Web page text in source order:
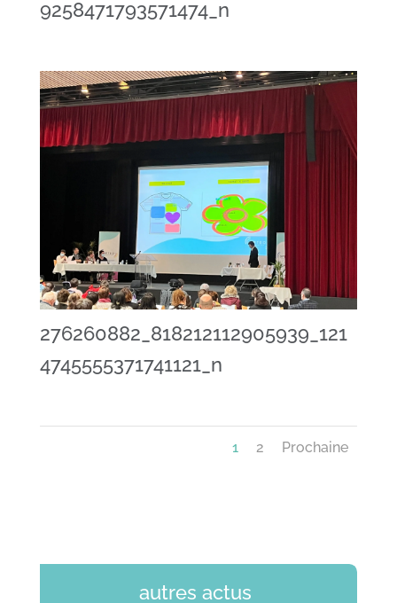
9258471793571474_n
276260882_818212112905939_121
4745555371741121_n
1 2 Prochaine
autres actus